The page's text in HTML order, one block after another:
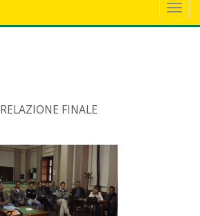
RELAZIONE FINALE